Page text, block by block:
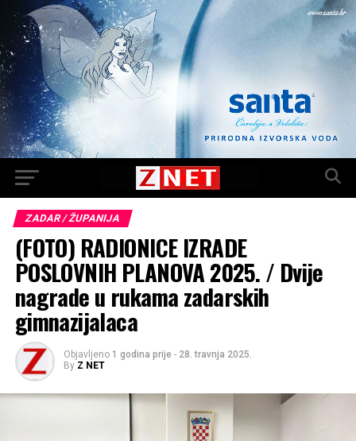
ZADAR / ŽUPANIJA
(FOTO) RADIONICE IZRADE
POSLOVNIH PLANOVA 2025. / Dvije
nagrade u rukama zadarskih
gimnazijalaca
Objavljeno 1 godina prije - 28. travnja 2025.
By Z NET